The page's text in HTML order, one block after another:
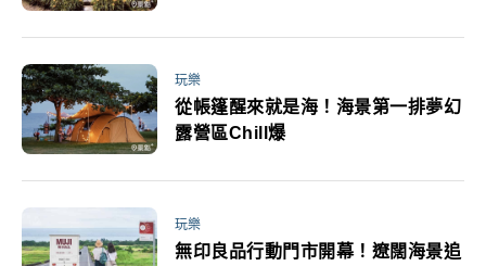
玩樂
從帳篷醒來就是海！海景第一排夢幻
露營區Chill爆
玩樂
無印良品行動門市開幕！遼闊海景追